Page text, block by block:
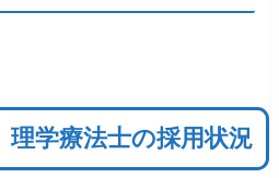
理学療法士の採用状況